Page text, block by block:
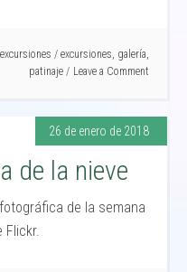
/ excursiones, galería,
patinaje
Leave a Comment
26 de enero de 2018
de la nieve
de la semana
Flickr.